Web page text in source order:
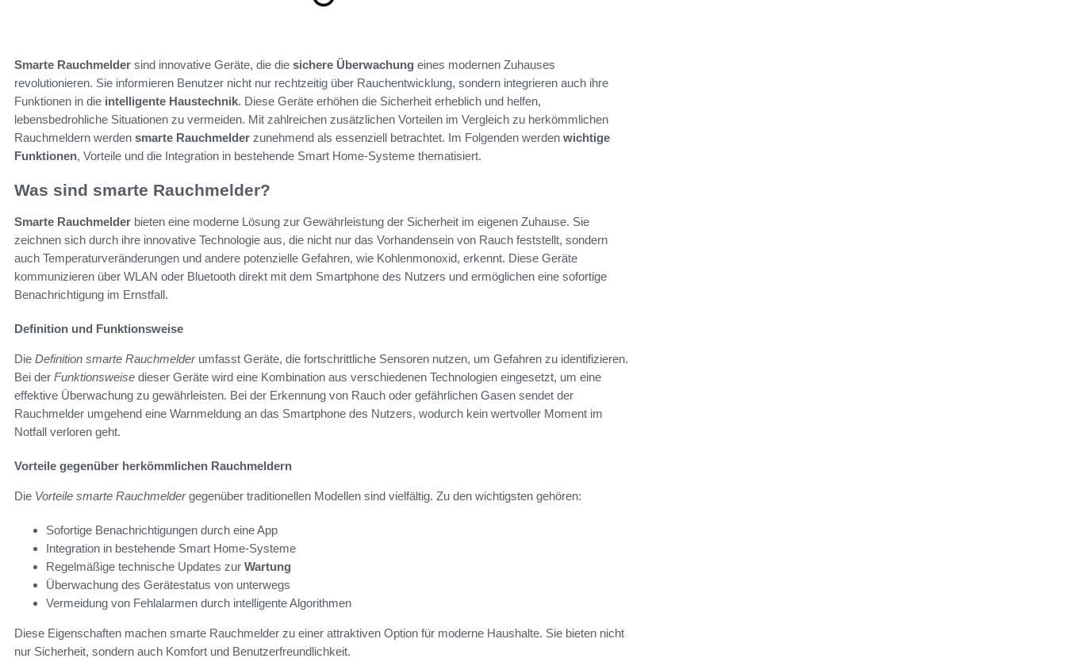
Smarte Rauchmelder sind innovative Geräte, die die sichere Überwachung eines modernen Zuhauses
revolutionieren. Sie informieren Benutzer nicht nur rechtzeitig über Rauchentwicklung, sondern integrieren auch ihre
Funktionen in die intelligente Haustechnik. Diese Geräte erhöhen die Sicherheit erheblich und helfen,
lebensbedrohliche Situationen zu vermeiden. Mit zahlreichen zusätzlichen Vorteilen im Vergleich zu herkömmlichen
Rauchmeldern werden smarte Rauchmelder zunehmend als essenziell betrachtet. Im Folgenden werden wichtige
Funktionen, Vorteile und die Integration in bestehende Smart Home-Systeme thematisiert.
Was sind smarte Rauchmelder?
Smarte Rauchmelder bieten eine moderne Lösung zur Gewährleistung der Sicherheit im eigenen Zuhause. Sie
zeichnen sich durch ihre innovative Technologie aus, die nicht nur das Vorhandensein von Rauch feststellt, sondern
auch Temperaturveränderungen und andere potenzielle Gefahren, wie Kohlenmonoxid, erkennt. Diese Geräte
kommunizieren über WLAN oder Bluetooth direkt mit dem Smartphone des Nutzers und ermöglichen eine sofortige
Benachrichtigung im Ernstfall.
Definition und Funktionsweise
Die Definition smarte Rauchmelderumfasst Geräte, die fortschrittliche Sensoren nutzen, um Gefahren zu identifizieren.
Bei der Funktionsweise dieser Geräte wird eine Kombination aus verschiedenen Technologien eingesetzt, um eine
effektive Überwachung zu gewährleisten. Bei der Erkennung von Rauch oder gefährlichen Gasen sendet der
Rauchmelder umgehend eine Warnmeldung an das Smartphone des Nutzers, wodurch kein wertvoller Moment im
Notfall verloren geht.
Vorteile gegenüber herkömmlichen Rauchmeldern
Die Vorteile smarte Rauchmeldergegenüber traditionellen Modellen sind vielfältig. Zu den wichtigsten gehören:
Sofortige Benachrichtigungen durch eine App
Integration in bestehende Smart Home-Systeme
Regelmäßige technische Updates zur Wartung
Überwachung des Gerätestatus von unterwegs
Vermeidung von Fehlalarmen durch intelligente Algorithmen
Diese Eigenschaften machen smarte Rauchmelder zu einer attraktiven Option für moderne Haushalte. Sie bieten nicht
nur Sicherheit, sondern auch Komfort und Benutzerfreundlichkeit.